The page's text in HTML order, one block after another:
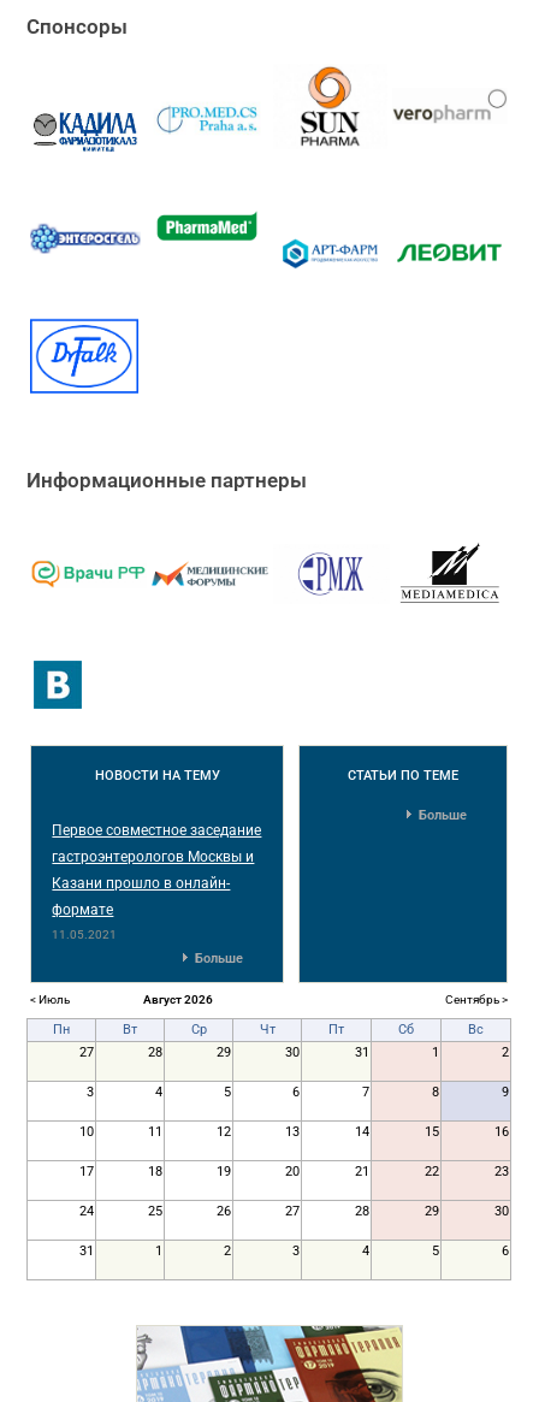
Cпонсоры
Информационные партнеры
НОВОСТИ НА ТЕМУ
Первое совместное заседание
гастроэнтерологов Москвы и
Казани прошло в онлайн-
формате
11.05.2021
Больше
СТАТЬИПО ТЕМЕ
Больше
< Июль Август 2026 Сентябрь >
Пн Вт Ср Чт Пт Сб
Вс
27
28 29 30 31 1 2
3 4 5 6 7 8 9
10 11 12 13 14 15 16
17 18 19 20 21 22 23
24 25 26 27 28 29 30
31 1 2 3 4 5 6